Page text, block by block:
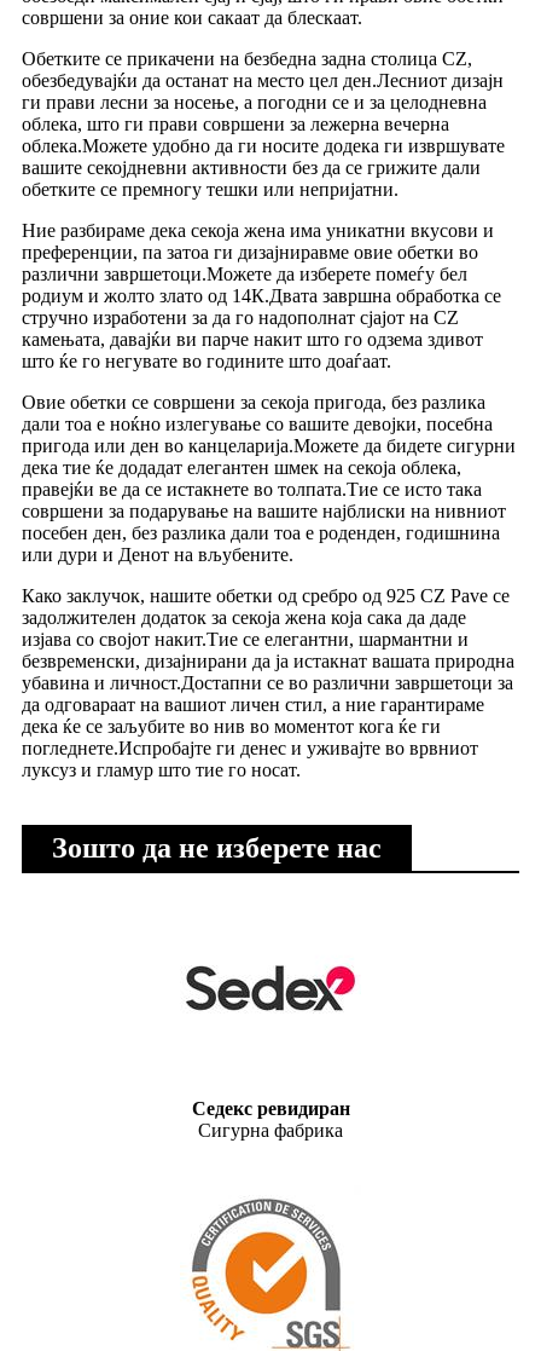
совршени за оние кои сакаат да блескаат.
Обетките се прикачени на безбедна задна столица CZ,
обезбедувајќи да останат на место цел ден.Лесниот дизајн
ги прави лесни за носење, а погодни се и за целодневна
облека, што ги прави совршени за лежерна вечерна
облека.Можете удобно да ги носите додека ги извршувате
вашите секојдневни активности без да се грижите дали
обетките се премногу тешки или непријатни.
Ние разбираме дека секоја жена има уникатни вкусови и
преференции, па затоа ги дизајниравме овие обетки во
различни завршетоци.Можете да изберете помеѓу бел
родиум и жолто злато од 14К.Двата завршна обработка се
стручно изработени за да го надополнат сјајот на CZ
камењата, давајќи ви парче накит што го одзема здивот
што ќе го негувате во годините што доаѓаат.
Овие обетки се совршени за секоја пригода, без разлика
дали тоа е ноќно излегување со вашите девојки, посебна
пригода или ден во канцеларија.Можете да бидете сигурни
дека тие ќе додадат елегантен шмек на секоја облека,
правејќи ве да се истакнете во толпата.Тие се исто така
совршени за подарување на вашите најблиски на нивниот
посебен ден, без разлика дали тоа е роденден, годишнина
или дури и Денот на вљубените.
Како заклучок, нашите обетки од сребро од 925 CZ Pave се
задолжителен додаток за секоја жена која сака да даде
изјава со својот накит.Тие се елегантни, шармантни и
безвременски, дизајнирани да ја истакнат вашата природна
убавина и личност.Достапни се во различни завршетоци за
да одговараат на вашиот личен стил, а ние гарантираме
дека ќе се заљубите во нив во моментот кога ќе ги
погледнете.Испробајте ги денес и уживајте во врвниот
луксуз и гламур што тие го носат.
Зошто да не изберете нас
Седекс ревидиран
Сигурна фабрика